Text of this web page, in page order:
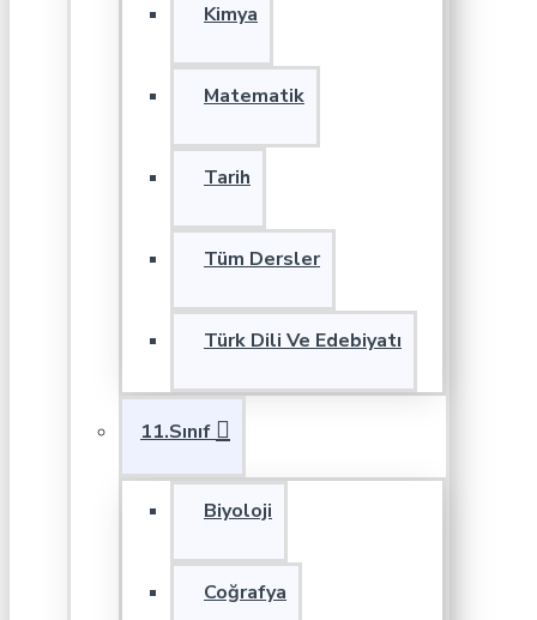
Kimya
Matematik
Tarih
Tüm Dersler
Türk Dili Ve Edebiyatı
11.Sınıf
Biyoloji
Coğrafya